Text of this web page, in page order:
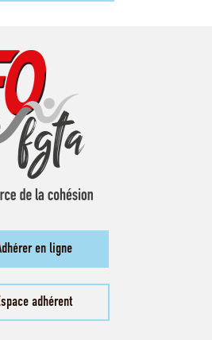
en ligne
adhérent